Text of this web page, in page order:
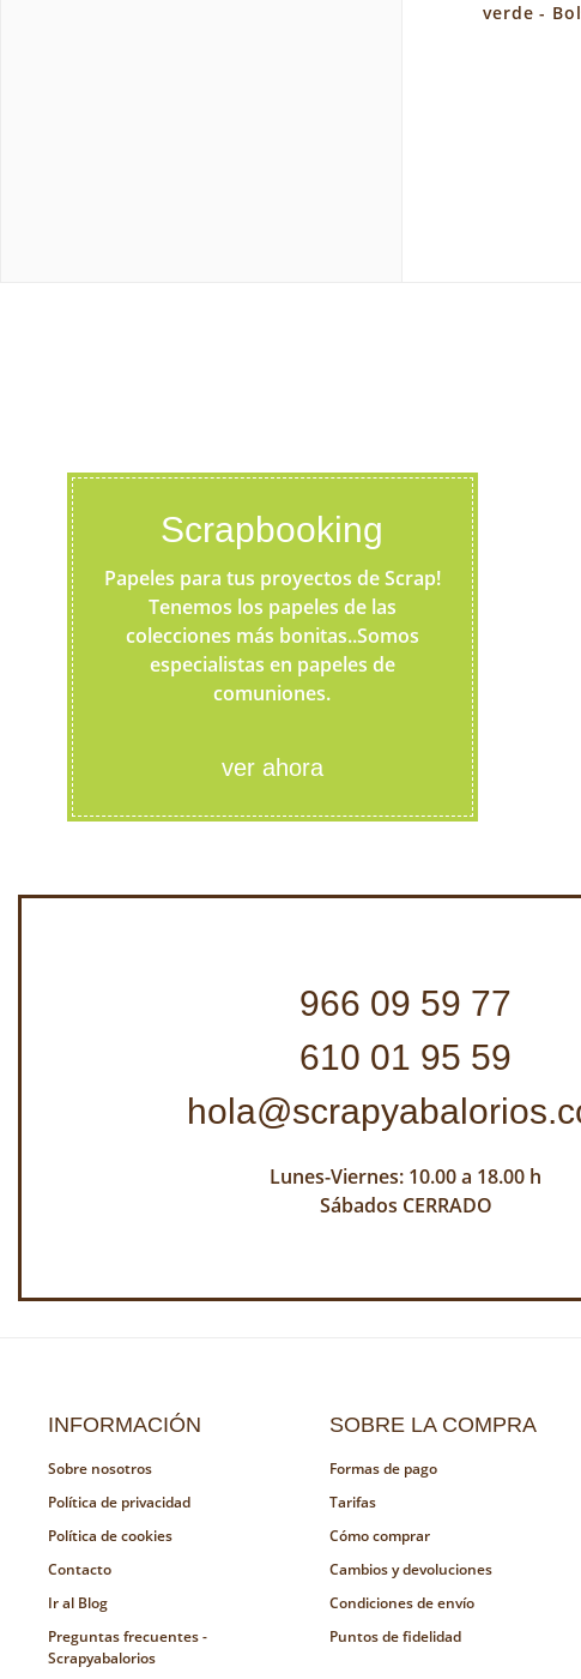
verde -
Scrapbooking
Papeles para tus proyectos de Scrap!
Tenemos los papeles de las
colecciones más bonitas..Somos
especialistas en papeles de
comuniones.
ver ahora
966 09 59 77
610 01 95 59
Lunes-Viernes: 10.00 a 18.00 h
Sábados CERRADO
INFORMACIÓN
Sobre nosotros
Política de privacidad
Política de cookies
Contacto
Ir al Blog
Preguntas frecuentes -
Scrapyabalorios
SOBRE LA COMPRA
Formas de pago
Tarifas
Cómo comprar
Cambios y devoluciones
Condiciones de envío
Puntos de fidelidad